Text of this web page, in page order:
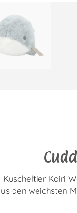
Kuscheltier Kairi
den weichsten